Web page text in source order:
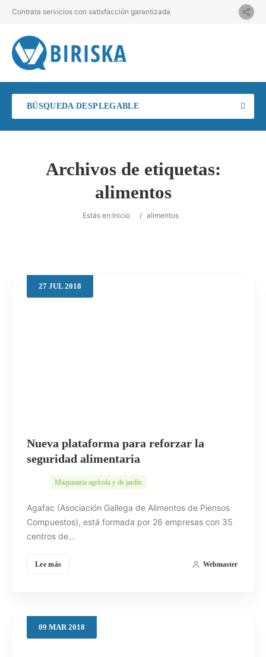
Contrata servicios con satisfacción garantizada
BÚSQUEDA DESPLEGABLE
Archivos de etiquetas:
alimentos
Estás en:Inicio / alimentos
27 JUL 2018
Nueva plataforma para reforzar la
seguridad alimentaria
Maquinaria agrícola y de jardín
Agafac (Asociación Gallega de Alimentos de Piensos
Compuestos), está formada por 26 empresas con 35
centros de…
Lee más Webmaster
09 MAR 2018